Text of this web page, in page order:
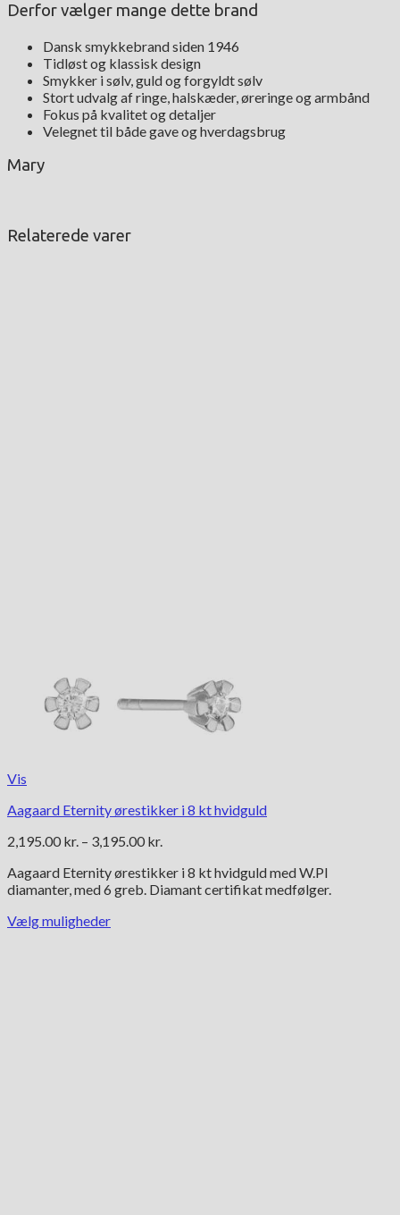
Derfor vælger mange dette brand
Dansk smykkebrand siden 1946
Tidløst og klassisk design
Smykker i sølv, guld og forgyldt sølv
Stort udvalg af ringe, halskæder, øreringe og armbånd
Fokus på kvalitet og detaljer
Velegnet til både gave og hverdagsbrug
Mary
Relaterede varer
Vis
Aagaard Eternity ørestikker i 8 kt hvidguld
2,195.00 kr. – 3,195.00 kr.
til
3,195.00 kr.
Aagaard Eternity ørestikker i 8 kt hvidguld med W.PI
diamanter, med 6 greb. Diamant certifikat medfølger.
Vælg muligheder